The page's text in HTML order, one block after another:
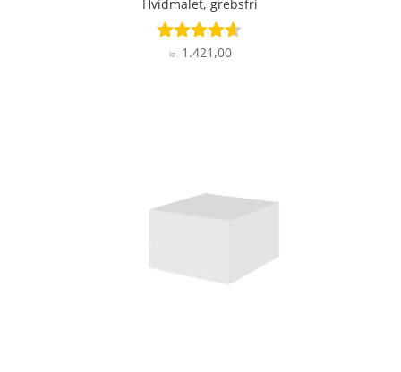
Hvidmalet, grebsfri
Vurderet
kr. 1.421,00